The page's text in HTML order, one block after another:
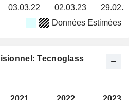
03.03.22 02.03.23
Données Estimées
Tecnoglass